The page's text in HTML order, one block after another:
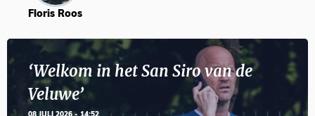
Floris Roos
‘Welkom in het San Siro van de
Veluwe’